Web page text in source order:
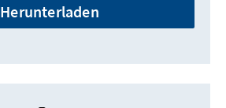
Herunterladen